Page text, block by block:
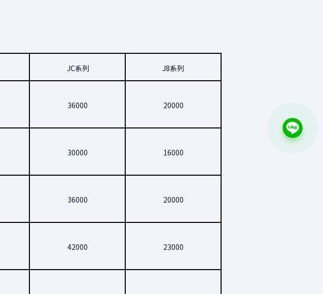
JC系列 J8系列
36000 20000
30000 16000
36000 20000
42000 23000